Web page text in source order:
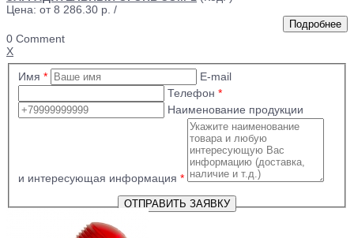
Цена: от8 286.30 р. /
0 Comment
X
Имя *
E-mail
Телефон *
Наименование продукции
и интересующая информация *